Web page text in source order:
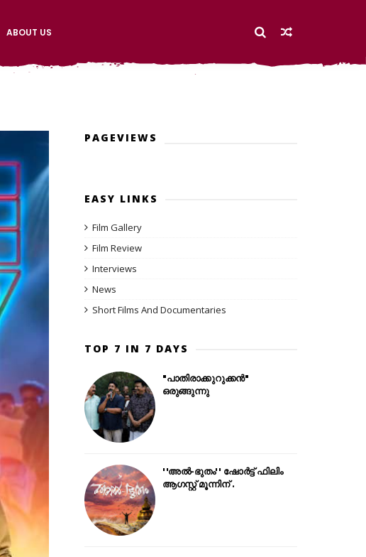
ABOUT US
PAGEVIEWS
EASY LINKS
Film Gallery
Film Review
Interviews
News
Short Films And Documentaries
TOP 7 IN 7 DAYS
"പാതിരാക്കുറുക്കൻ"
ഒരുങ്ങുന്നു
''അൽ-ഭുതം'' ഷോർട്ട് ഫിലിം
ആഗസ്റ്റ് മൂന്നിന് .